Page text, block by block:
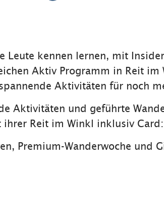
Leute kennen lernen, mit
Aktiv Programm in Reit im
Aktivitäten für noch
Aktivitäten und geführte
Reit im Winkl inklusiv Card:
Premium-Wanderwoche und